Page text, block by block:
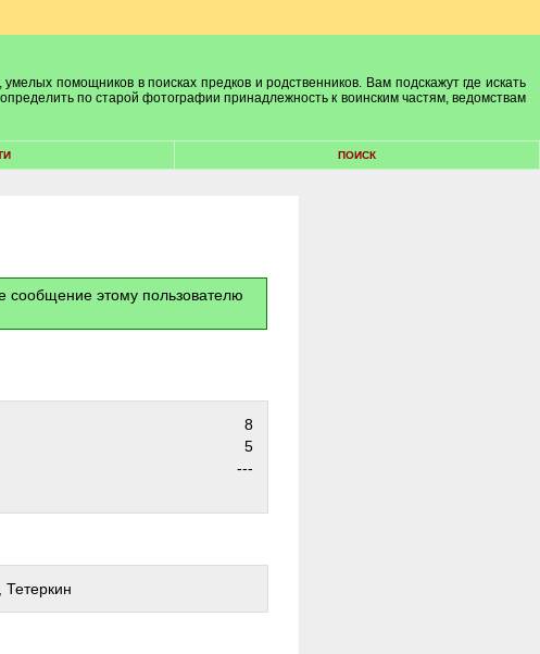
помощников в поисках предков и родственников. Вам подскажут где искать
по старой фотографии принадлежность к воинским частям, ведомствам
ПОИСК
сообщение этому пользователю
8
5
---